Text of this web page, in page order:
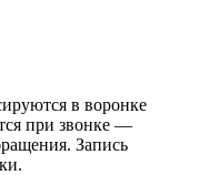
в воронке
при звонке —
Запись